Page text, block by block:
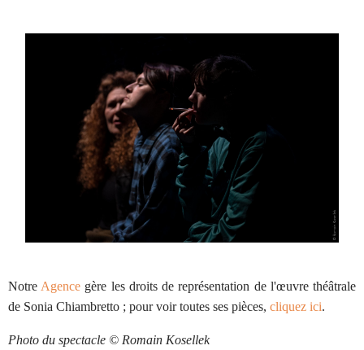
Notre Agence gère les droits de représentation de l'œuvre théâtrale
de Sonia Chiambretto ; pour voir toutes ses pièces, cliquez ici.
Photo du spectacle © Romain Kosellek